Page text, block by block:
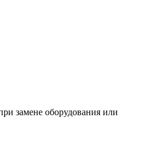
замене оборудования или